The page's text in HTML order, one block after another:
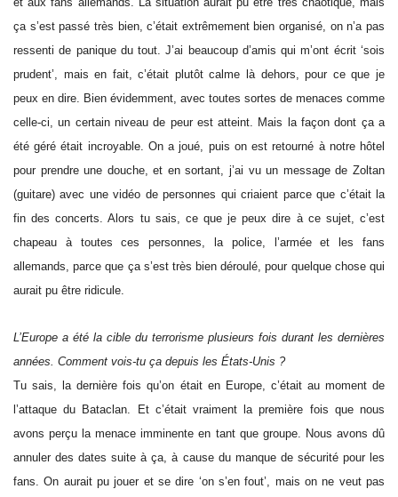
ça s’est passé très bien, c’était extrêmement bien organisé, on n’a pas
ressenti de panique du tout. J’ai beaucoup d’amis qui m’ont écrit ‘sois
prudent’, mais en fait, c’était plutôt calme là dehors, pour ce que je
peux en dire. Bien évidemment, avec toutes sortes de menaces comme
celle-ci, un certain niveau de peur est atteint. Mais la façon dont ça a
été géré était incroyable. On a joué, puis on est retourné à notre hôtel
pour prendre une douche, et en sortant, j’ai vu un message de Zoltan
(guitare) avec une vidéo de personnes qui criaient parce que c’était la
fin des concerts. Alors tu sais, ce que je peux dire à ce sujet, c’est
chapeau à toutes ces personnes, la police, l’armée et les fans
allemands, parce que ça s’est très bien déroulé, pour quelque chose qui
aurait pu être ridicule.
L’Europe a été la cible du terrorisme plusieurs fois durant les dernières
années. Comment vois-tu ça depuis les États-Unis ?
Tu sais, la dernière fois qu’on était en Europe, c’était au moment de
l’attaque du Bataclan. Et c’était vraiment la première fois que nous
avons perçu la menace imminente en tant que groupe. Nous avons dû
annuler des dates suite à ça, à cause du manque de sécurité pour les
fans. On aurait pu jouer et se dire ‘on s’en fout’, mais on ne veut pas